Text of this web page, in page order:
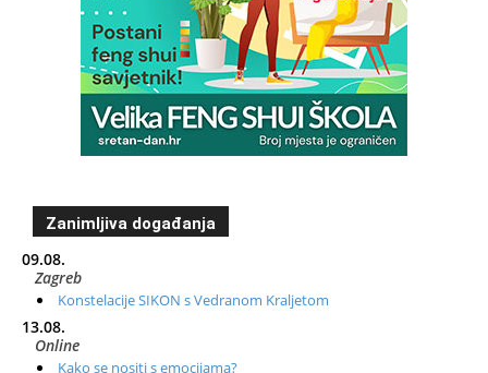
Zanimljiva događanja
09.08.
Zagreb
Konstelacije SIKON s Vedranom Kraljetom
13.08.
Online
Kako se nositi s emocijama?